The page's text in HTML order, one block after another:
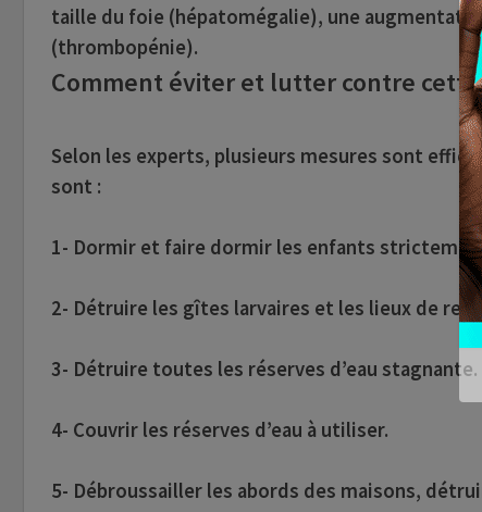
taille du foie (hépatomégalie), une
(thrombopénie).
Comment éviter et lutter contre cette
Selon les experts, plusieurs mesures sont
sont :
1- Dormir et faire dormir les enfants
2- Détruire les gîtes larvaires et les lieux de
3- Détruire toutes les réserves d’eau stagnante.
4- Couvrir les réserves d’eau à utiliser.
5- Débroussailler les abords des maisons,